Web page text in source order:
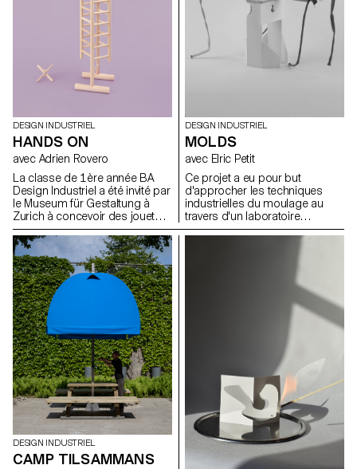
naturels qui ont servi à produire
ces objets.
DESIGN INDUSTRIEL
HANDS ON
avec Adrien Rovero
La classe de 1ère année BA
Design Industriel a été invité par
le Museum für Gestaltung à
Zurich à concevoir des jouets
en bois qui ont été exposé
dans le cadre de l’exposition
rétrospective de 'Willy Guhl:
penser avec les mains' .
DESIGN INDUSTRIEL
MOLDS
avec Elric Petit
Ce projet a eu pour but
d'approcher les techniques
industrielles du moulage au
travers d'un laboratoire
expérimental et ludique. Les
étudiant.e.s ont produit des
Toutefois, ils doivent être
techniquement intéressants,
c'est à dire que leurs moules
sont simples à produire et que
comportent des particularités
singulières inhérentes au
processus du moulage. Les
moules (matériaux libres) à
même titre que les objets
moulés en plâtre ont été
montré aux évaluations sous la
forme d'une exposition
collective.
DESIGN INDUSTRIEL
CAMP TILSAMMANS